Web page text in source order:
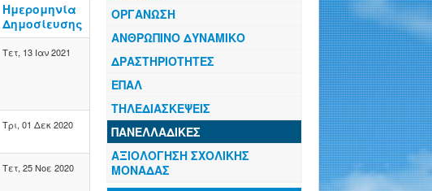
Ημερομηνία
Δημοσίευσης
Τετ, 13 Ιαν 2021
Τρι, 01 Δεκ 2020
Τετ, 25 Νοε 2020
ΟΡΓΑΝΩΣΗ
ΑΝΘΡΩΠΙΝΟ ΔΥΝΑΜΙΚΟ
ΔΡΑΣΤΗΡΙΟΤΗΤΕΣ
ΕΠΑΛ
ΤΗΛΕΔΙΑΣΚΕΨΕΙΣ
ΠΑΝΕΛΛΑΔΙΚΕΣ
ΑΞΙΟΛΟΓΗΣΗ ΣΧΟΛΙΚΗΣ
ΜΟΝΑΔΑΣ